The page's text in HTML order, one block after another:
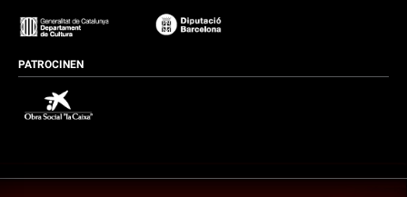
PATROCINEN